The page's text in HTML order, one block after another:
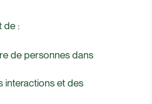
de :
de personnes dans
interactions et des